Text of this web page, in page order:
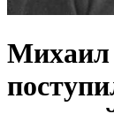
Михаил